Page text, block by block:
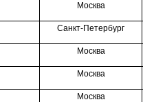
Москва
Санкт-Петербург
Москва
Москва
Москва